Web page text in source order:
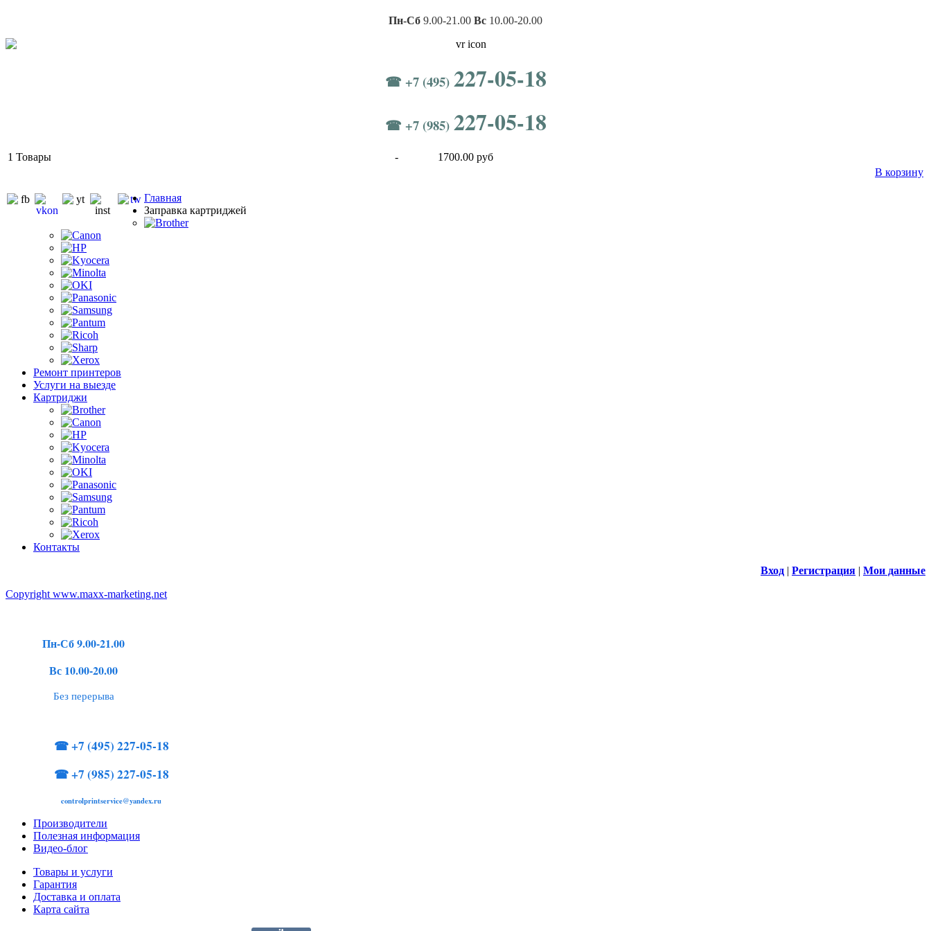
Пн-Сб 9.00-21.00 Вс 10.00-20.00
☎ +7 (495) 227-05-18
☎ +7 (985) 227-05-18
1 Товары -
1700.00 руб
В корзину
Главная
Заправка картриджей
Ремонт принтеров
Услуги на выезде
Картриджи
Контакты
Вход | Регистрация | Мои данные
Copyright www.maxx-marketing.net
Пн-Сб 9.00-21.00
Вс 10.00-20.00
Без перерыва
☎+7 (495) 227-05-18
☎+7 (985) 227-05-18
controlprintservice@yandex.ru
Производители
Полезная информация
Видео-блог
Товары и услуги
Гарантия
Доставка и оплата
Карта сайта